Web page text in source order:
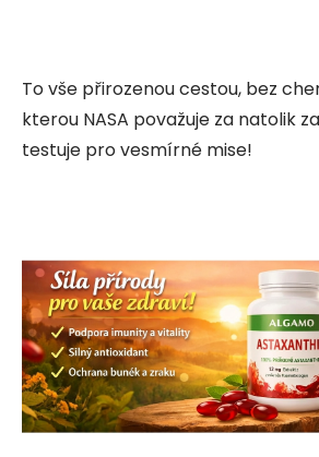
To vše přirozenou cestou, bez
kterou NASA považuje za natolik
testuje pro vesmírné mise!